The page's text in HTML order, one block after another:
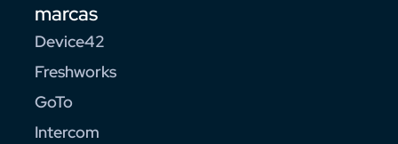
marcas
Device42
Freshworks
GoTo
Intercom